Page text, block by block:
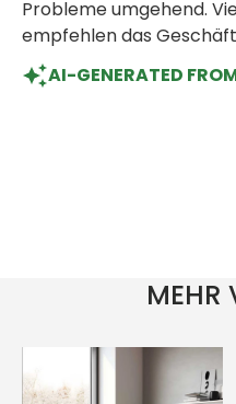
Probleme umgehend.
empfehlen das
AI-GENERATED
MEHR